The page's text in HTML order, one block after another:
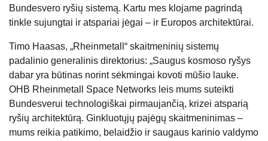
Bundesvero ryšių sistemą. Kartu mes klojame pagrindą
tinkle sujungtai ir atspariai jėgai – ir Europos architektūrai.
Timo Haasas, „Rheinmetall“ skaitmeninių sistemų
padalinio generalinis direktorius: „Saugus kosmoso ryšys
dabar yra būtinas norint sėkmingai kovoti mūšio lauke.
OHB Rheinmetall Space Networks leis mums suteikti
Bundesverui technologiškai pirmaujančią, krizei atsparią
ryšių architektūrą. Ginkluotųjų pajėgų skaitmeninimas –
mums reikia patikimo, belaidžio ir saugaus karinio valdymo